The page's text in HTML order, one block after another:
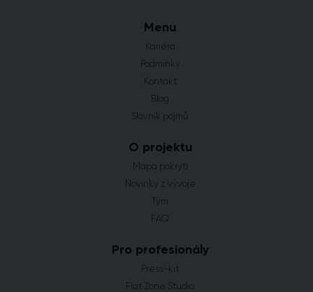
Menu
Kariéra
Podmínky
Kontakt
Blog
Slovník pojmů
O projektu
Mapa pokrytí
Novinky z vývoje
Tým
FAQ
Pro profesionály
Press-kit
Flat Zone Studio